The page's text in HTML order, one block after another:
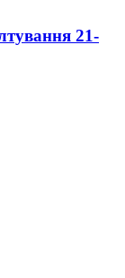
21-